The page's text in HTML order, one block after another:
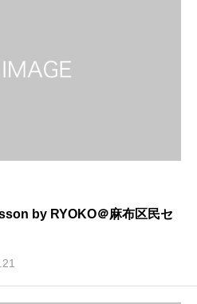
by RYOKO＠麻布区民セ